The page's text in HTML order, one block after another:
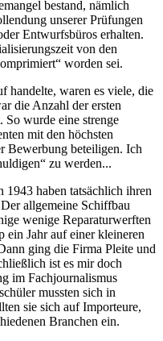
bestand, nämlich
unserer Prüfungen
Entwurfsbüros erhalten.
von den
worden sei.
handelte, waren es viele, die
die Anzahl der ersten
So wurde eine strenge
mit den höchsten
Bewerbung beteiligen. Ich
zu werden...
haben tatsächlich ihren
allgemeine Schiffbau
wenige Reparaturwerften
ein Jahr auf einer kleineren
ging die Firma Pleite und
ist es mir doch
im Fachjournalismus
mussten sich in
sie sich auf Importeure,
Branchen ein.